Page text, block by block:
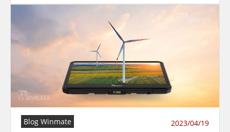
Blog Winmate 2023/04/19